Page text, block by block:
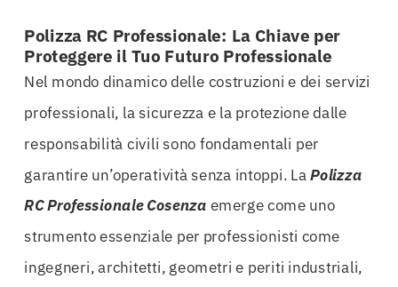
Polizza RC Professionale: La Chiave per
Proteggere il Tuo Futuro Professionale
Nel mondo dinamico delle costruzioni e dei servizi
professionali, la sicurezza e la protezione dalle
responsabilità civili sono fondamentali per
garantire un’operatività senza intoppi. LaPolizza
RC Professionale Cosenza emerge come uno
strumento essenziale per professionisti come
ingegneri, architetti, geometri e periti industriali,